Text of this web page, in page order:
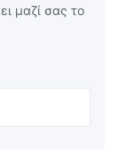
μαζί σας το